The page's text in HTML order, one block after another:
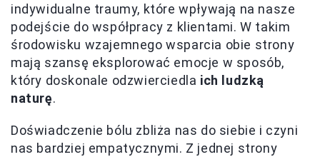
indywidualne traumy, które wpływają na nasze
podejście do współpracy z klientami. W takim
środowisku wzajemnego wsparcia obie strony
mają szansę eksplorować emocje w sposób,
który doskonale odzwierciedla ich ludzką
naturę.
Doświadczenie bólu zbliża nas do siebie i czyni
nas bardziej empatycznymi. Z jednej strony